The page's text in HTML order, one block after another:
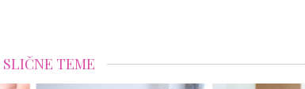
SLIČNE TEME